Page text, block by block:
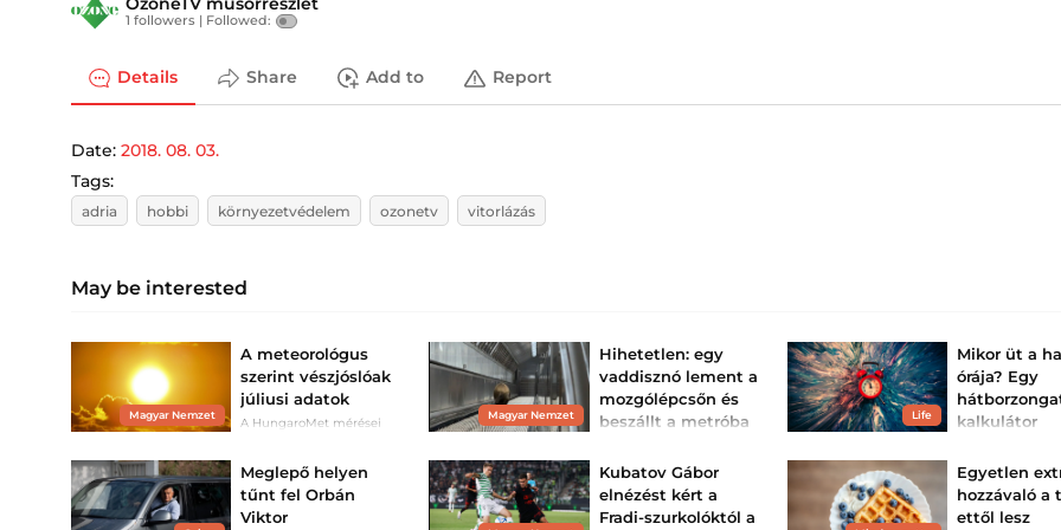
1 followers | Followed:
Details Share Add to Report
Date: 2018. 08. 03.
Tags:
adria hobbi környezetvédelem ozonetv vitorlázás
May be interested
Magyar Nemzet
A meteorológus
szerint vészjóslóak
júliusi adatok
A HungaroMet mérései
hullott le.
Magyar Nemzet
Hihetetlen: egy
vaddisznó lement a
mozgólépcsőn és
beszállt a metróba
Az állat sérült volt, végül ki
kellett lőni.
Life
Mikor üt a
órája? Egy
kalkulátor
mennyi időd
még
Vajon tényleg
jósolni, hogy
Meglepő helyen
tűnt fel Orbán
Viktor
Kubatov Gábor
elnézést kért a
Fradi-szurkolóktól a
Egyetlen
hozzávaló a
ettől lesz